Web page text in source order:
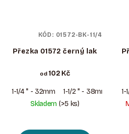
Přezka 01572 černý lak
od 102 Kč
1-1/4 " - 32mm
1-1/2 " - 38mm
Skladem (>5 ks)
KÓD: 01572-BK-11/4
1-